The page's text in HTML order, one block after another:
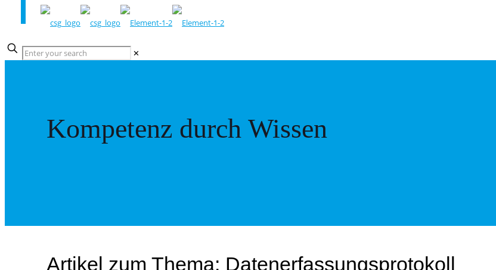
✕
Kompetenz durch Wissen
Artikel zum Thema: Datenerfassungsprotokoll